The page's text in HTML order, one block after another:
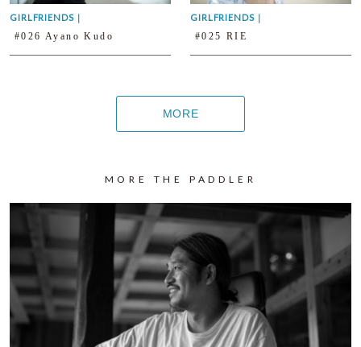
GIRLFRIENDS｜
#026 Ayano Kudo
GIRLFRIENDS｜
#025 RIE
MORE
MORE THE PADDLER